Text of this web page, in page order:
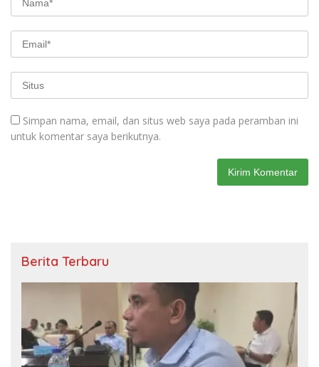
Simpan nama, email, dan situs web saya pada peramban ini
untuk komentar saya berikutnya.
Berita Terbaru